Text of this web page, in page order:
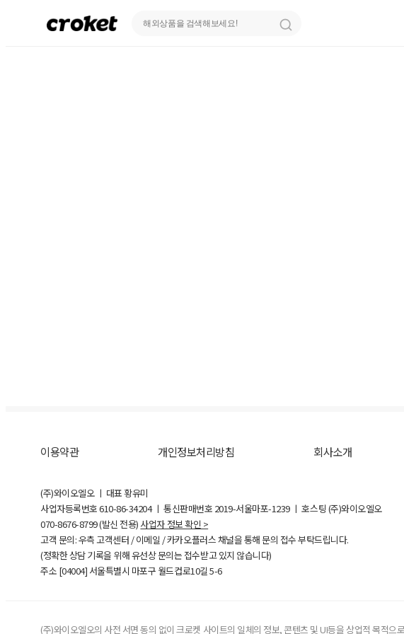
이용약관 개인정보처리방침 회사소개
(주)와이오엘오 ㅣ 대표 황유미
사업자등록번호610-86-34204ㅣ 통신판매번호 2019-서울마포-1239 ㅣ 호스팅 (주)와이오엘오
070-8676-8799 (발신 전용) 사업자 정보 확인 >
고객 문의: 우측 고객센터 / 이메일 / 카카오플러스 채널을 통해 문의 접수 부탁드립니다.
(정확한 상담 기록을 위해 유선상 문의는 접수받고 있지 않습니다)
주소 [04004] 서울특별시 마포구 월드컵로10길5-6
(주)와이오엘오의 사전 서면 동의 없이 크로켓 사이트의 일체의 정보, 콘텐츠 및 UI등을 상업적 목적으